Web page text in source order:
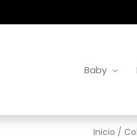
Baby
Inicio /